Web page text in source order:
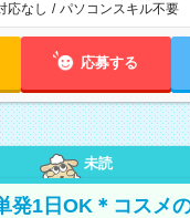
応なし / パソコンスキル不要
応募する
未読
発1日OK＊コスメ